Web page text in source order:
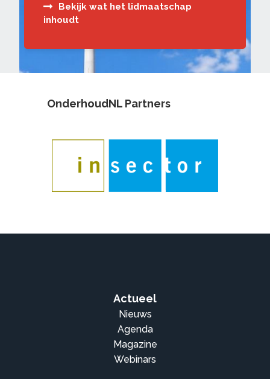
Bekijk wat het lidmaatschap
inhoudt
OnderhoudNL Partners
Actueel
Nieuws
Agenda
Magazine
Webinars